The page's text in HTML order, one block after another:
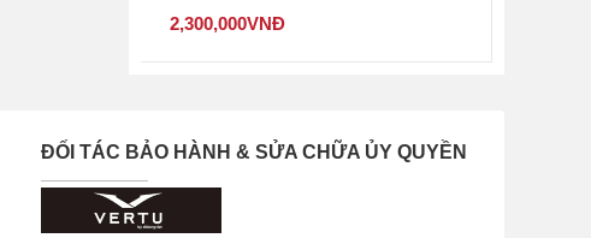
2,300,000VNĐ
ĐỐI TÁC BẢO HÀNH & SỬA CHỮA ỦY QUYỀN